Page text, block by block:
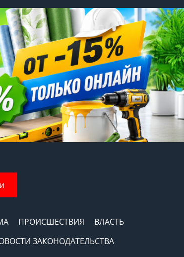
ПРОИСШЕСТВИЯ
ВЛАСТЬ
ЗАКОНОДАТЕЛЬСТВА